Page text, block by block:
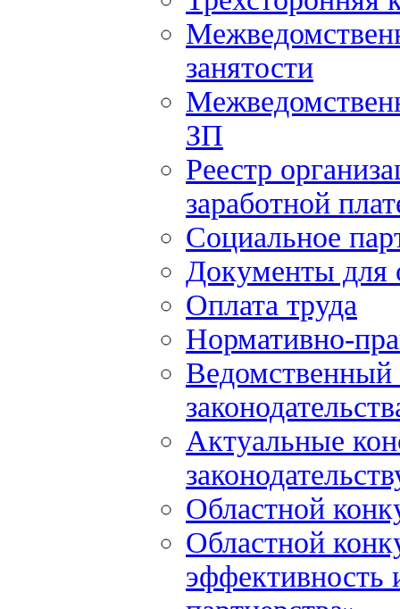
занятости
ЗП
Реестр
заработной
Социальное
Документы для
Оплата труда
Нормативно-
Ведомственный
Актуальные
Областной
Областной
эффективность